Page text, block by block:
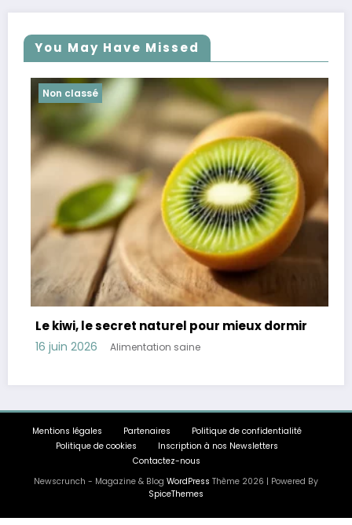
You May Have Missed
naturel pour mieux dormir
saine
Non classé
Révélation : 45
Mentions légales Partenaires
Politique de confidentialité
Politique de cookies
Inscription à nos Newsletters
Newscrunch - Magazine & BlogWordPress